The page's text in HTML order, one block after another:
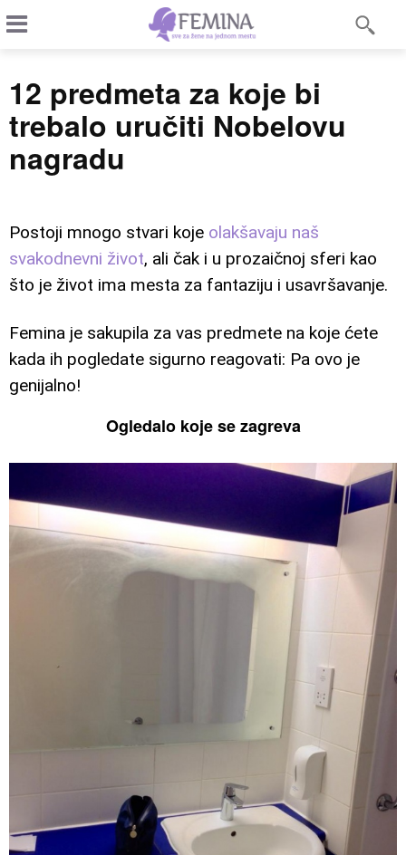
12 predmeta za koje bi
trebalo uručiti Nobelovu
nagradu
Postoji mnogo stvari koje olakšavaju naš
svakodnevni život, ali čak i u prozaičnoj sferi kao
što je život ima mesta za fantaziju i usavršavanje.
Femina je sakupila za vas predmete na koje ćete
kada ih pogledate sigurno reagovati: Pa ovo je
genijalno!
Ogledalo koje se zagreva